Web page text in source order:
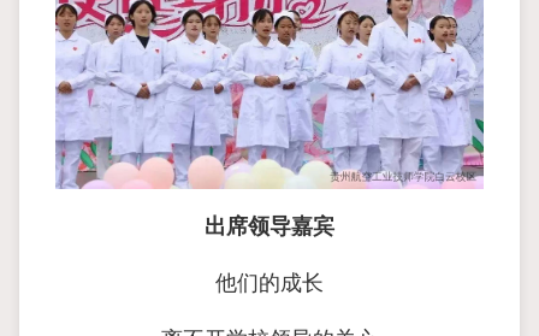
出席领导嘉宾
他们的成长